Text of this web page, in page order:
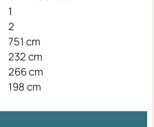
1
2
751 cm
232 cm
266 cm
198 cm